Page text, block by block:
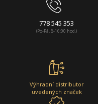
778 545 353
(Po-Pá, 8-16:00 hod.)
Výhradní distributor
uvedených značek